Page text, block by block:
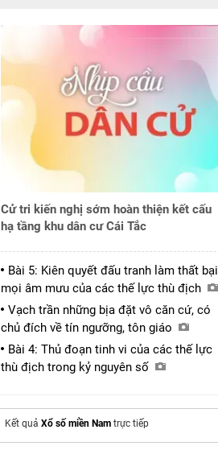
Cử tri kiến nghị sớm hoàn thiện kết cấu
hạ tầng khu dân cư Cái Tắc
Bài 5: Kiên quyết đấu tranh làm thất bại
mọi âm mưu của các thế lực thù địch
Vạch trần những bịa đặt vô căn cứ, có
chủ đích về tín ngưỡng, tôn giáo
Bài 4: Thủ đoạn tinh vi của các thế lực
thù địch trong kỷ nguyên số
Kết quả Xổ số miền Nam trực tiếp